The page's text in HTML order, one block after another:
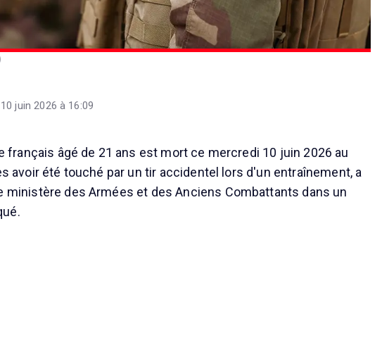
juin 2026 à 16:09
français âgé de 21 ans est mort ce mercredi 10 juin 2026 au
avoir été touché par un tir accidentel lors d'un entraînement, a
ministère des Armées et des Anciens Combattants dans un